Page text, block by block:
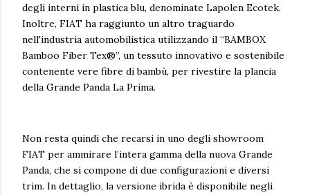
degli interni in plastica blu, denominate Lapolen Ecotek.
Inoltre, FIAT ha raggiunto un altro traguardo
nell'industria automobilistica utilizzando il “BAMBOX
Bamboo Fiber Tex®”, un tessuto innovativo e sostenibile
contenente vere fibre di bambù, per rivestire la plancia
della Grande Panda La Prima.
Non resta quindi che recarsi in uno degli showroom
FIAT per ammirare l’intera gamma della nuova Grande
Panda, che si compone di due configurazioni e diversi
trim. In dettaglio, la versione ibrida è disponibile negli